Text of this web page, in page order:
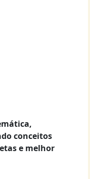
conceitos
e melhor